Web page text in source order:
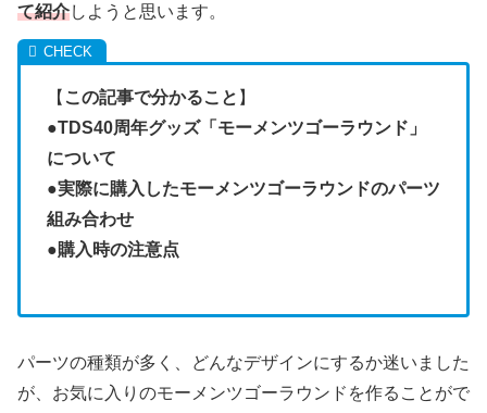
て紹介しようと思います。
【 この記事で分かること 】
●TDS40周年グッズ「モーメンツゴーラウンド」
について
●実際に購入したモーメンツゴーラウンドのパーツ
組み合わせ
●購入時の注意点
パーツの種類が多く、どんなデザインにするか迷いました
が、お気に入りのモーメンツゴーラウンドを作ることがで